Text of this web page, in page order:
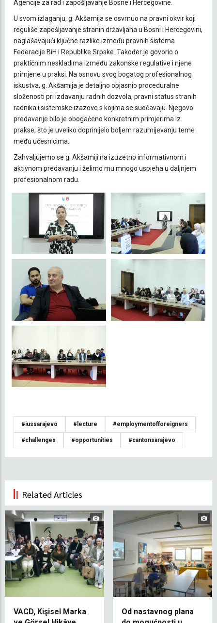
Agencije za rad i zapošljavanje Bosne i Hercegovine.
U svom izlaganju, g. Akšamija se osvrnuo na pravni okvir koji
reguliše zapošljavanje stranih državljana u Bosni i Hercegovini,
naglašavajući ključne razlike između pravnih sistema
Federacije BiH i Republike Srpske. Također je govorio o
praktičnim neskladima između zakonske regulative i njene
primjene u praksi. Na osnovu svog bogatog profesionalnog
iskustva, g. Akšamija je detaljno objasnio proceduralne
složenosti pri izdavanju radnih dozvola, pravni status stranih
radnika i sistemske izazove s kojima se suočavaju. Njegovo
predavanje bilo je obogaćeno konkretnim primjerima iz
prakse, što je uveliko doprinijelo boljem razumijevanju teme
među učesnicima.
Zahvaljujemo se g. Akšamiji na izuzetno informativnom i
aktivnom predavanju i želimo mu mnogo uspjeha u daljnjem
profesionalnom radu.
#iussarajevo #lecture #employmentofforeigners
#challenges #opportunities #cantonsarajevo
Related Articles
VACD, Kişisel Marka
Od nastavnog plana